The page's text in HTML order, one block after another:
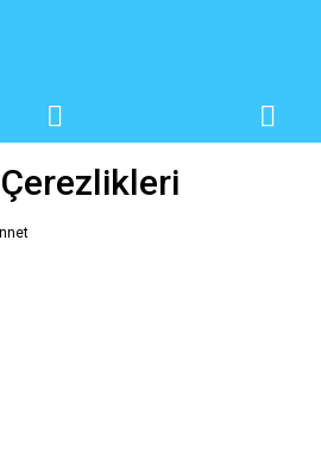
Çerezlikleri